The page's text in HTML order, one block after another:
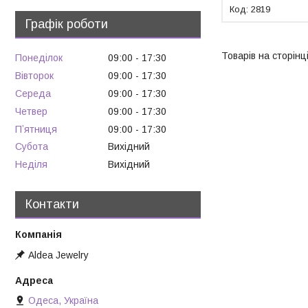
2819
Графік роботи
Понеділок 09:00
17:30
Вівторок
09:00
17:30
Середа
09:00
17:30
Четвер
09:00
17:30
Пʼятниця
09:00
17:30
Субота
Вихідний
Неділя
Вихідний
Контакти
Aldea Jewelry
Одеса, Україна